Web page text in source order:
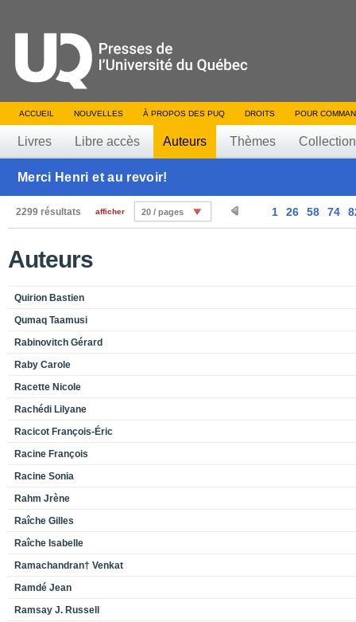
ACCUEIL NOUVELLES À PROPOS DES PUQ DROITS POUR
Livres Libre accès Auteurs Thèmes
Merci Henri et au revoir!
2299 résultats 1 26 58 74
afficher 20 / pages
Auteurs
Quirion Bastien
Qumaq Taamusi
Rabinovitch Gérard
Raby Carole
Racette Nicole
Rachédi Lilyane
Racicot François-Éric
Racine François
Racine Sonia
Rahm Jrène
Raîche Gilles
Raîche Isabelle
Ramachandran† Venkat
Ramdé Jean
Ramsay J. Russell